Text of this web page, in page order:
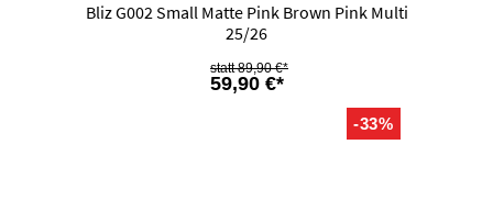
Bliz G002 Small Matte Pink Brown Pink Multi
25/26
59,90 €*
89,90 €*
-33%